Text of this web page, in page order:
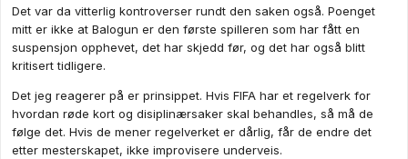
Det var da vitterlig kontroverser rundt den saken også. Poenget
mitt er ikke at Balogun er den første spilleren som har fått en
suspensjon opphevet, det har skjedd før, og det har også blitt
kritisert tidligere.
Det jeg reagerer på er prinsippet. Hvis FIFA har et regelverk for
hvordan røde kort og disiplinærsaker skal behandles, så må de
følge det. Hvis de mener regelverket er dårlig, får de endre det
etter mesterskapet, ikke improvisere underveis.